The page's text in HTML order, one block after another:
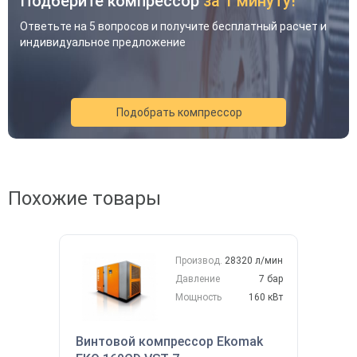
Ответьте на 5 вопросов и получите бесплатный расчет и
индивидуальное предложение
Подобрать компрессор
Похожие товары
Винтовой компрессор Ekomak
Производ. 28320 л/мин
Давление
7 бар
Мощность
160 кВт